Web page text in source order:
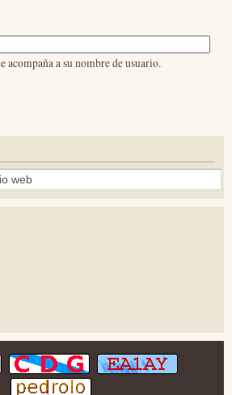
acompaña a su nombre de usuario.